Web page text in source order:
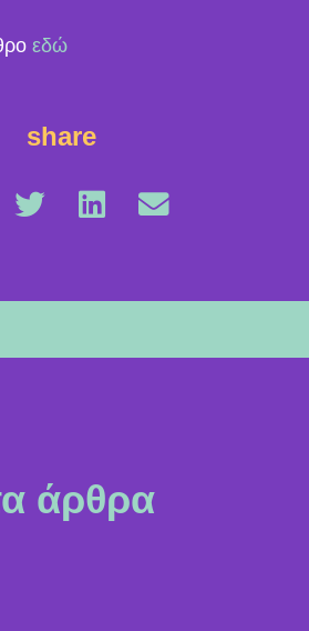
εδώ
share
άρθρα